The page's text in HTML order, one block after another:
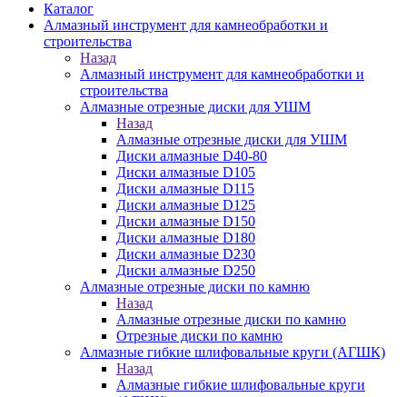
Каталог
Алмазный инструмент для камнеобработки и
строительства
Назад
Алмазный инструмент для камнеобработки и
строительства
Алмазные отрезные диски для УШМ
Назад
Алмазные отрезные диски для УШМ
Диски алмазные D40-80
Диски алмазные D105
Диски алмазные D115
Диски алмазные D125
Диски алмазные D150
Диски алмазные D180
Диски алмазные D230
Диски алмазные D250
Алмазные отрезные диски по камню
Назад
Алмазные отрезные диски по камню
Отрезные диски по камню
Алмазные гибкие шлифовальные круги (АГШК)
Назад
Алмазные гибкие шлифовальные круги